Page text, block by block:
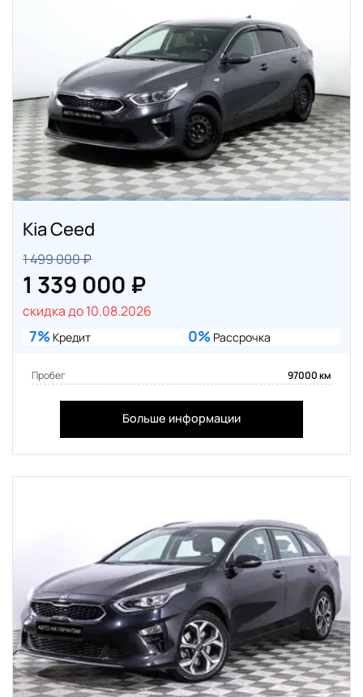
Kia Ceed
1 499 000 ₽
1 339 000 ₽
скидка до 10.08.2026
7% Кредит 0% Рассрочка
Пробег 97000 км
Больше информации